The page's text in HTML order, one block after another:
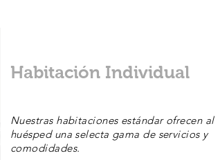
Habitación Individual
Nuestras habitaciones estándar ofrecen al
huésped una selecta gama de servicios y
comodidades.